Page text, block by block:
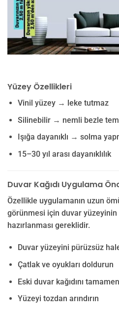
Yüzey Özellikleri
Vinil yüzey → leke tutmaz
Silinebilir → nemli bezle
Işığa dayanıklı → solma
15–30 yıl arası dayanıklılık
Duvar Kağıdı Uygulama
Özellikle uygulamanın uzun
görünmesi için duvar
hazırlanması gereklidir.
Duvar yüzeyini pürüzsüz
Çatlak ve oyukları doldurun
Eski duvar kağıdını
Yüzeyi tozdan arındırın